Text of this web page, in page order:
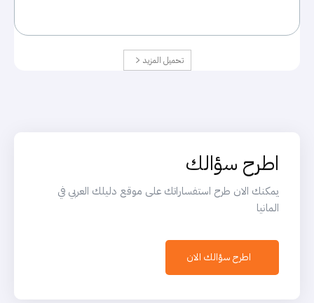
تحميل المزيد
اطرح سؤالك
يمكنك الان طرح استفساراتك على موقع دليلك العربي في
المانيا
اطرح سؤالك الان